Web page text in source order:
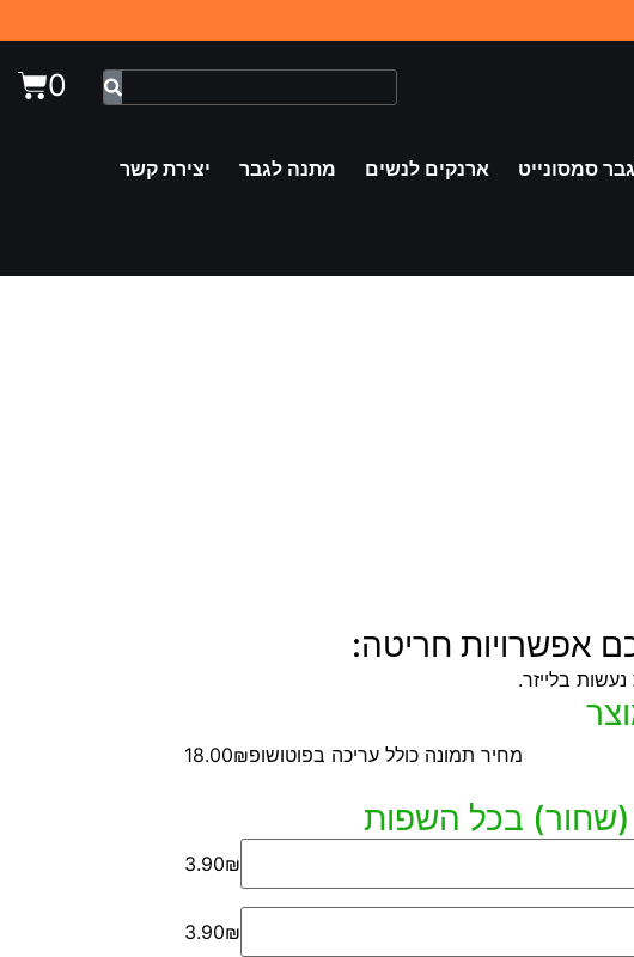
0
סמסונייט ארנקים לנשים מתנה לגבר יצירת קשר
אפשרויות חריטה:
בלייזר.
מחיר תמונה כולל עריכה בפוטושופ18.00₪
3.90₪
3.90₪